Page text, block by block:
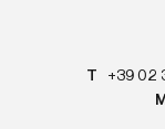
T
+39 02
M